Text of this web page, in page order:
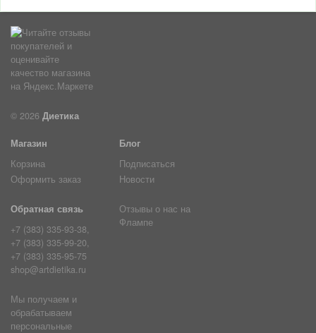
© 2026 Диетика
Магазин
Корзина
Оформить заказ
Блог
Подписаться
Новости
Обратная связь
+7 (383) 335-93-38,
+7 (383) 335-99-20,
+7 (383) 335-95-75
shop@artdietika.ru
Отзывы о нас на
Флампе
Мы получаем и
обрабатываем
персональные